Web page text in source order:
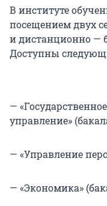
В институте
посещением двух
и дистанционно —
Доступны
—
управление»
— «Управление
— «Экономика»